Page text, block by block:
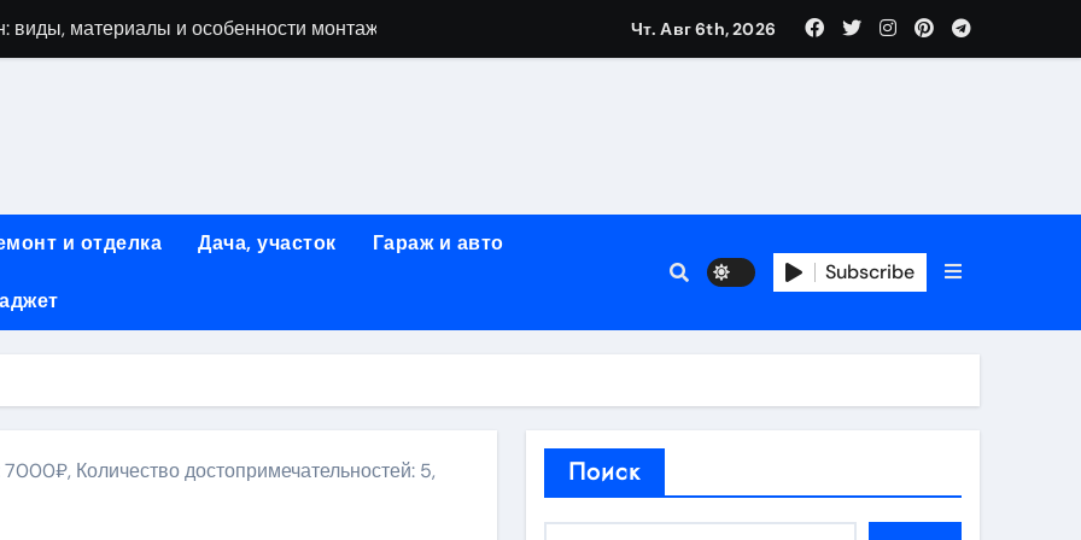
материалы и особенности монтажа
ногтевого сервиса: основные принципы и форматы участия
на рейсы в Киргизию
технологий для программной и мобильной рекламы
ассортимента и критериев выбора
квартир со вторым светом и террасой в готовых домах
Чт. Авг 6th, 2026
и отделка Дача, участок Гараж и авто
Subscribe
Количество достопримечательностей: 5,
Поиск